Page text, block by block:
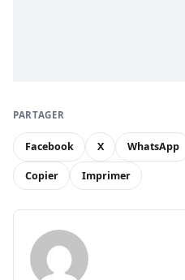
PARTAGER
Facebook X WhatsApp
Copier Imprimer